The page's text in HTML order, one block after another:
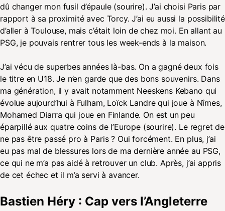
dû changer mon fusil d’épaule (sourire). J’ai choisi Paris par
rapport à sa proximité avec Torcy. J’ai eu aussi la possibilité
d’aller à Toulouse, mais c’était loin de chez moi. En allant au
PSG, je pouvais rentrer tous les week-ends à la maison.
J’ai vécu de superbes années là-bas. On a gagné deux fois
le titre en U18. Je n’en garde que des bons souvenirs. Dans
ma génération, il y avait notamment Neeskens Kebano qui
évolue aujourd’hui à Fulham, Loïck Landre qui joue à Nîmes,
Mohamed Diarra qui joue en Finlande. On est un peu
éparpillé aux quatre coins de l’Europe (sourire). Le regret de
ne pas être passé pro à Paris ? Oui forcément. En plus, j’ai
eu pas mal de blessures lors de ma dernière année au PSG,
ce qui ne m’a pas aidé à retrouver un club. Après, j’ai appris
de cet échec et il m’a servi à avancer.
Bastien Héry : Cap vers l’Angleterre